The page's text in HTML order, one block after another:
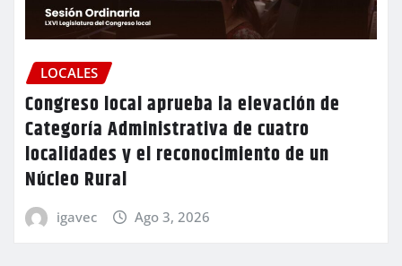
LOCALES
Congreso local aprueba la elevación de
Categoría Administrativa de cuatro
localidades y el reconocimiento de un
Núcleo Rural
igavec Ago 3, 2026